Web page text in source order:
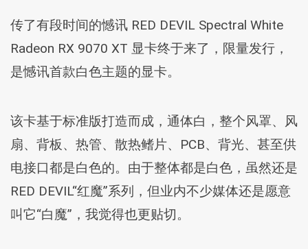
传了有段时间的憾讯 RED DEVIL Spectral White
Radeon RX 9070 XT 显卡终于来了，限量发行，
是憾讯首款白色主题的显卡。
该卡基于标准版打造而成，通体白，整个风罩、风
扇、背板、热管、散热鳍片、PCB、背光、甚至供
电接口都是白色的。由于整体都是白色，虽然还是
RED DEVIL“红魔”系列，但业内不少媒体还是愿意
叫它“白魔”，我觉得也更贴切。